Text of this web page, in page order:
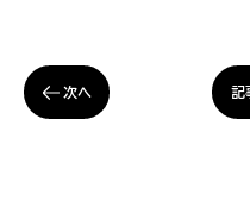
次へ 記